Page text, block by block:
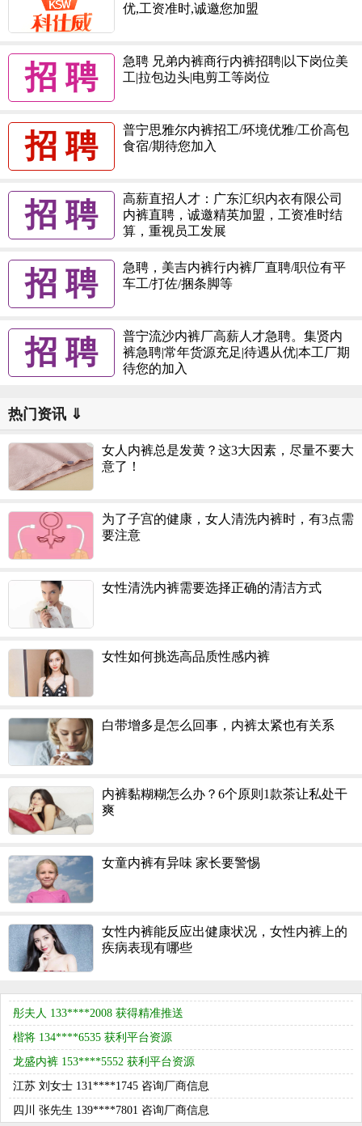
优,工资准时,诚邀您加盟
招 聘
急聘 兄弟内裤商行内裤招聘|以下岗位美
工|拉包边头|电剪工等岗位
招 聘
普宁思雅尔内裤招工/环境优雅/工价高包
食宿/期待您加入
招 聘
高薪直招人才：广东汇织内衣有限公司
内裤直聘，诚邀精英加盟，工资准时结
算，重视员工发展
招 聘
急聘，美吉内裤行内裤厂直聘/职位有平
车工/打佐/捆条脚等
招 聘
普宁流沙内裤厂高薪人才急聘。集贤内
裤急聘|常年货源充足|待遇从优|本工厂期
待您的加入
热门资讯 ⇓
女人内裤总是发黄？这3大因素，尽量不要大
意了！
为了子宫的健康，女人清洗内裤时，有3点需
要注意
女性清洗内裤需要选择正确的清洁方式
女性如何挑选高品质性感内裤
白带增多是怎么回事，内裤太紧也有关系
内裤黏糊糊怎么办？6个原则1款茶让私处干
爽
女童内裤有异味 家长要警惕
女性内裤能反应出健康状况，女性内裤上的
疾病表现有哪些
福建 王先生 139****7198 留言申请样品
浙江 刘女士 136****8484 留言咨询产品
江苏 郭女士 137****6081 留言申请样品
戈蒙内裤 139****7347 获得精准推送
俏燕柔 152****3108 获利平台资源
彤夫人 133****2008 获得精准推送
楷将 134****6535 获利平台资源
龙盛内裤 153****5552 获利平台资源
江苏 刘女士 131****1745 咨询厂商信息
四川 张先生 139****7801 咨询厂商信息